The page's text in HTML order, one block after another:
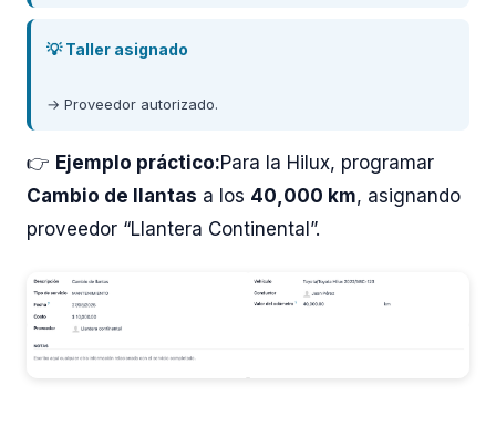
💡 Taller asignado
→ Proveedor autorizado.
👉 Ejemplo práctico:Para la Hilux, programar
Cambio de llantas a los 40,000 km, asignando
proveedor “Llantera Continental”.